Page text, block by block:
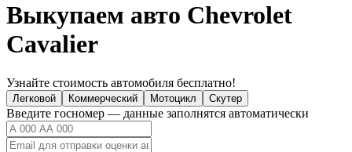
Выкупаем авто Chevrolet
Cavalier
Узнайте стоимость автомобиля бесплатно!
Легковой Коммерческий Мотоцикл Скутер
Введите госномер — данные заполнятся автоматически